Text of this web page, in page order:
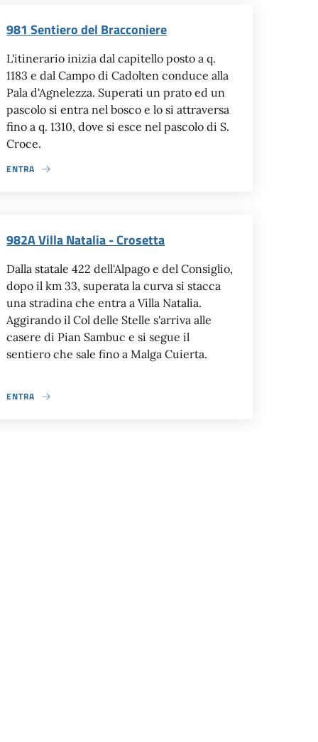
981 Sentiero del Bracconiere
L'itinerario inizia dal capitello posto a q.
1183 e dal Campo di Cadolten conduce alla
Pala d'Agnelezza. Superati un prato ed un
pascolo si entra nel bosco e lo si attraversa
fino a q. 1310, dove si esce nel pascolo di S.
Croce.
ENTRA
982A Villa Natalia - Crosetta
Dalla statale 422 dell'Alpago e del Consiglio,
dopo il km 33, superata la curva si stacca
una stradina che entra a Villa Natalia.
Aggirando il Col delle Stelle s'arriva alle
casere di Pian Sambuc e si segue il
sentiero che sale fino a Malga Cuierta.
ENTRA